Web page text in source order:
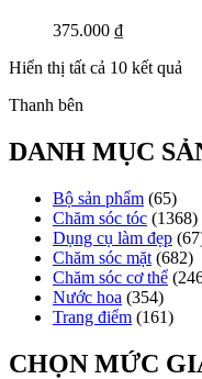
375.000 ₫
Hiển thị tất cả 10 kết quả
Thanh bên
DANH MỤC
Bộ sản phẩm (65)
Chăm sóc tóc (1368)
Dụng cụ làm đẹp
Chăm sóc mặt (682)
Chăm sóc cơ thể
Nước hoa (354)
Trang điểm (161)
CHỌN MỨC